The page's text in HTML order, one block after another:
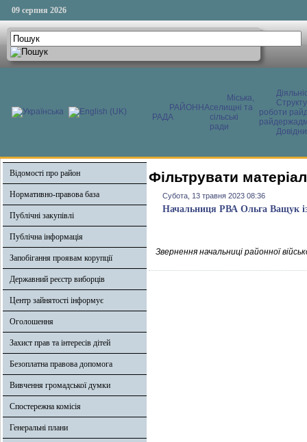
09 серпня 2026
РАЙОННА
РАДА
Міська,
селищні та
сільські
ради
роботи
Відомості про район
Нормативно-правова база
Публічні закупівлі
Публічна інформація
Запобігання проявам корупції
Державний реєстр виборців
Центр зайнятості інформує
Оголошення
Захист прав та інтересів дітей
Безоплатна правова допомога
Вивчення громадської думки
Спостережна комісія
Генеральні плани
Фільтрувати
Субота, 13 травня 2023 08:36
Начальниця РВА Ольга Ващук із
Звернення начальниці районної